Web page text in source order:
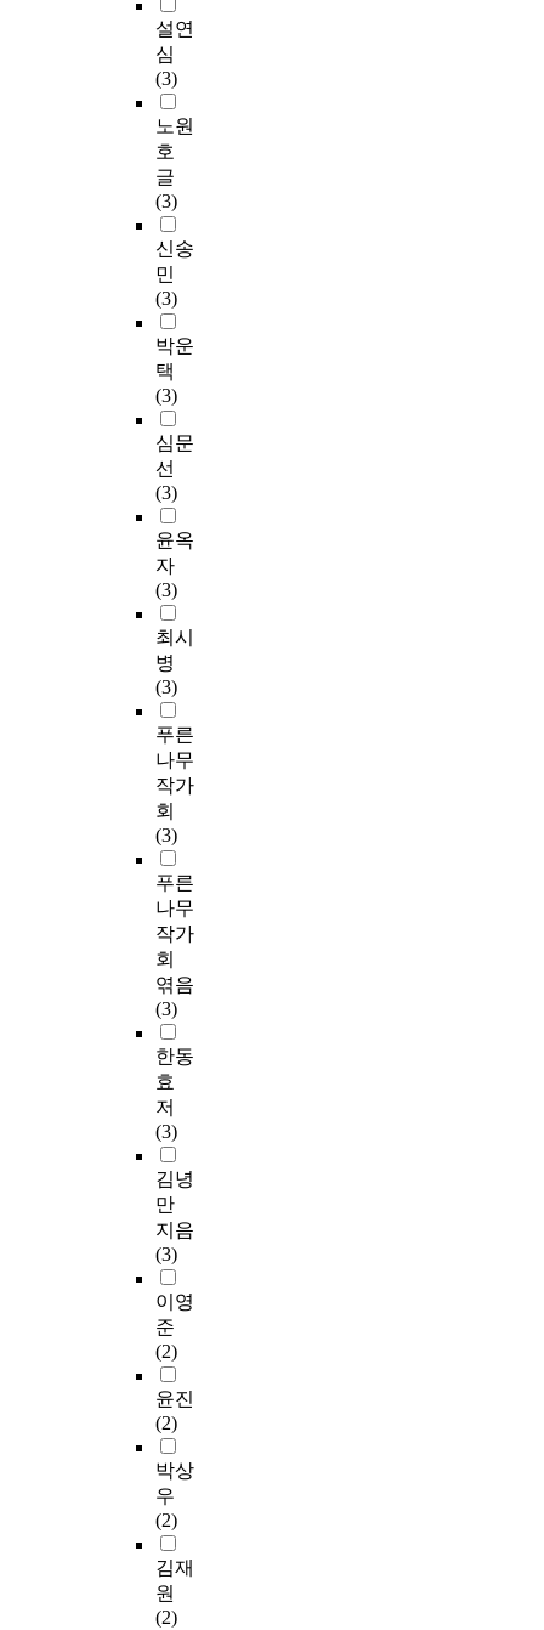
설연
심
(3)
노원
호
글
(3)
신송
민
(3)
박운
택
(3)
심문
선
(3)
윤옥
자
(3)
최시
병
(3)
푸른
나무
작가
회
(3)
푸른
나무
작가
회
엮음
(3)
한동
효
저
(3)
김녕
만
지음
(3)
이영
준
(2)
윤진
(2)
박상
우
(2)
김재
원
(2)